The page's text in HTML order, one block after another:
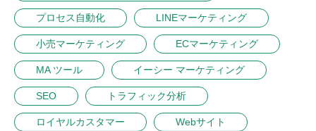
プロセス自動化 LINEマーケティング
小売マーケティング ECマーケティング
MA ツール イーシー マーケティング
SEO トラフィック分析
ロイヤルカスタマー Webサイト